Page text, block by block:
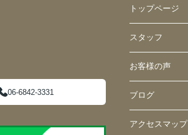
06-6842-3331
トップページ
スタッフ
お客様の声
ブログ
アクセスマップ